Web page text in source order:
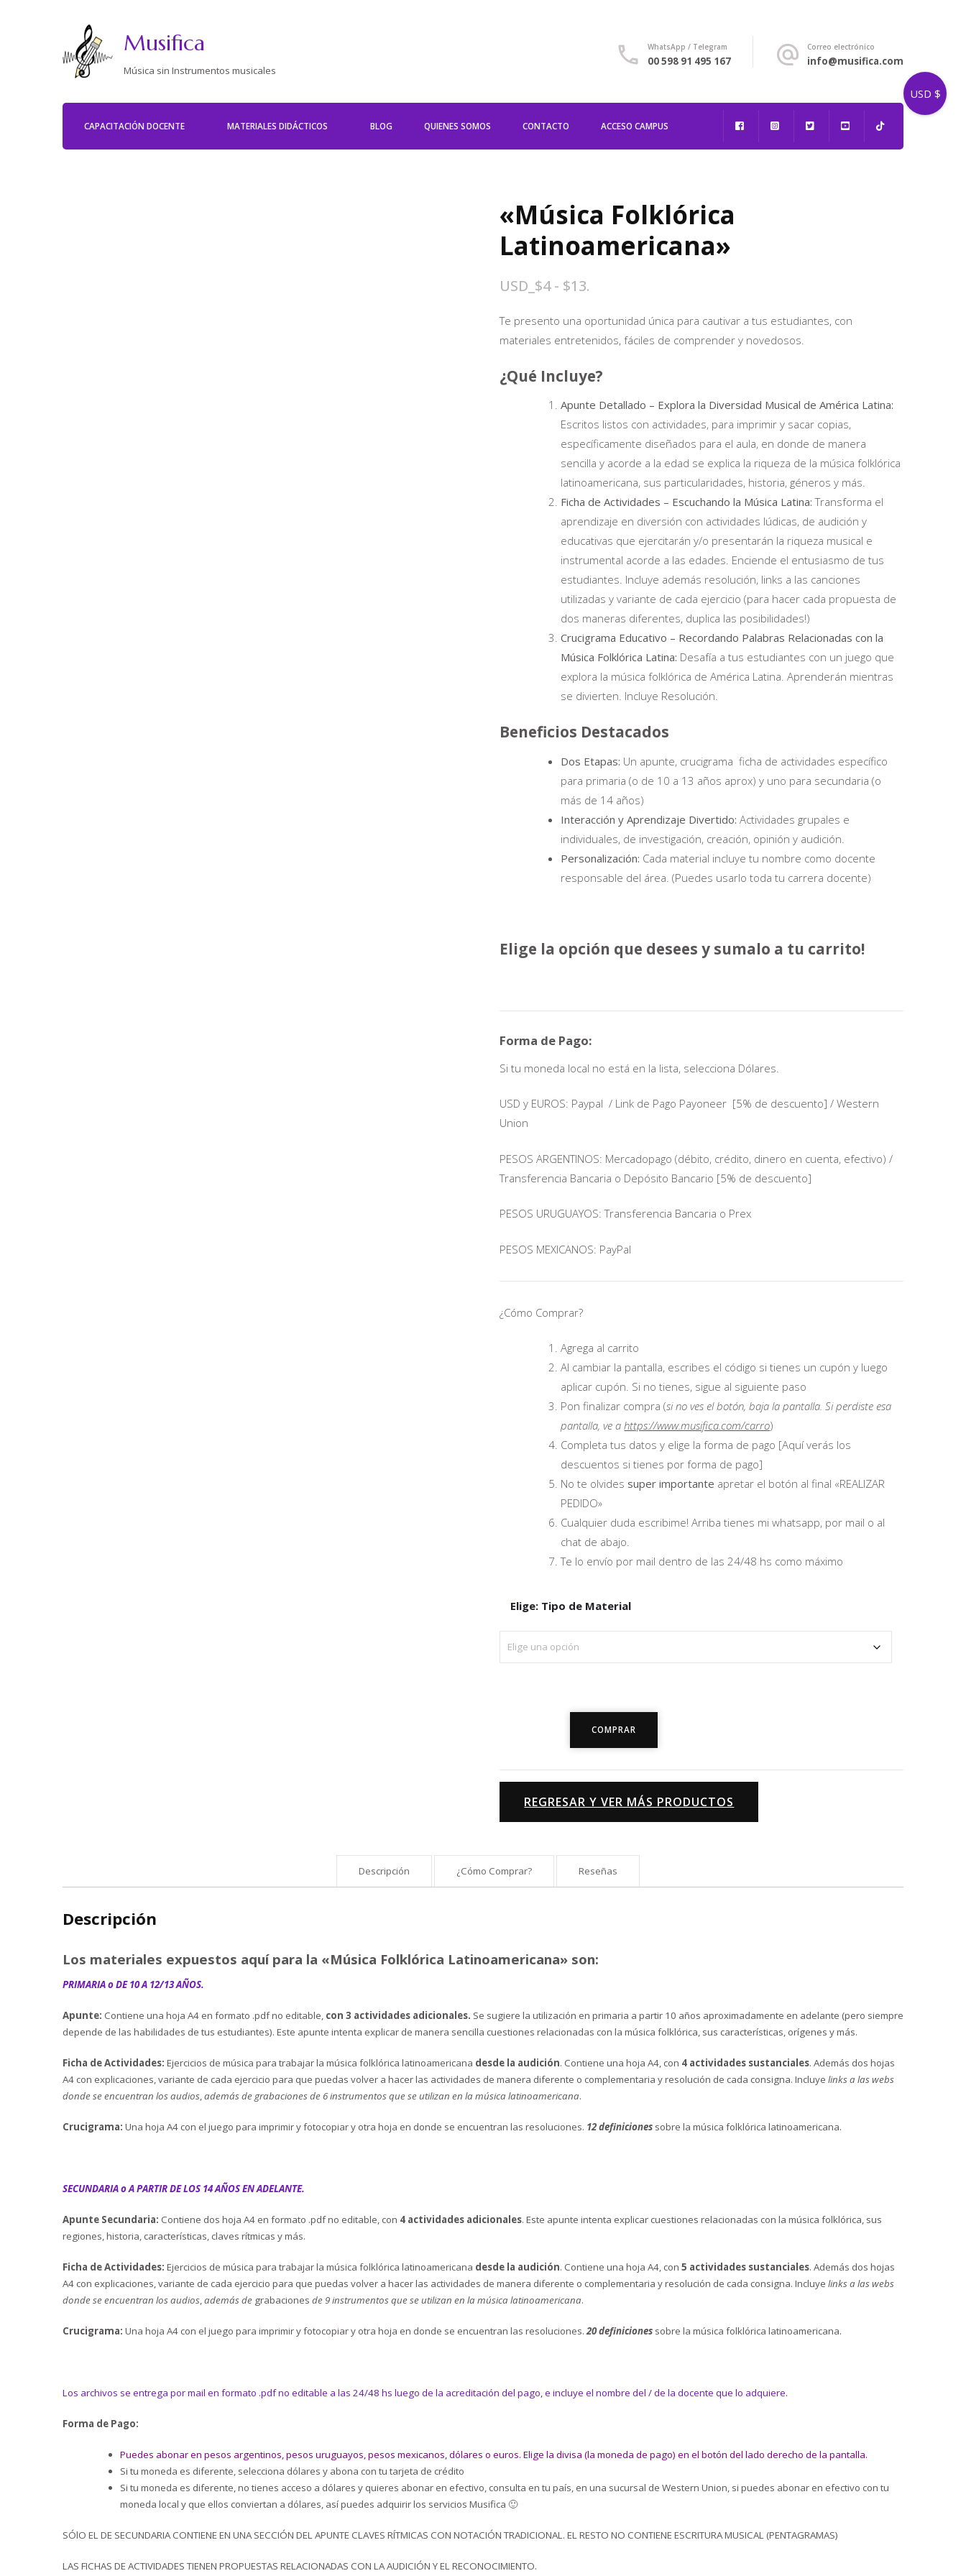
Musifica
Música sin Instrumentos musicales
WhatsApp / Telegram
00 598 91 495 167
Correo electrónico
info@musifica.com
CAPACITACIÓN DOCENTE MATERIALES DIDÁCTICOS BLOG QUIENES SOMOS CONTACTO ACCESO CAMPUS
«Música Folklórica
Latinoamericana»
USD $4 - $13Rango
precios:
desde
$4
$13
.
Te presento una oportunidad única para cautivar a tus estudiantes, con
materiales entretenidos, fáciles de comprender y novedosos.
¿Qué Incluye?
Apunte Detallado – Explora la Diversidad Musical de América Latina:
Escritos listos con actividades, para imprimir y sacar copias,
específicamente diseñados para el aula, en donde de manera
sencilla y acorde a la edad se explica la riqueza de la música folklórica
latinoamericana, sus particularidades, historia, géneros y más.
Ficha de Actividades – Escuchando la Música Latina: Transforma el
aprendizaje en diversión con actividades lúdicas, de audición y
educativas que ejercitarán y/o presentarán la riqueza musical e
instrumental acorde a las edades. Enciende el entusiasmo de tus
estudiantes. Incluye además resolución, links a las canciones
utilizadas y variante de cada ejercicio (para hacer cada propuesta de
dos maneras diferentes, duplica las posibilidades!)
Crucigrama Educativo – Recordando Palabras Relacionadas con la
Música Folklórica Latina: Desafía a tus estudiantes con un juego que
explora la música folklórica de América Latina. Aprenderán mientras
se divierten. Incluye Resolución.
Beneficios Destacados
Dos Etapas: Un apunte, crucigrama ficha de actividades específico
para primaria (o de 10 a 13 años aprox) y uno para secundaria (o
más de 14 años)
Interacción y Aprendizaje Divertido: Actividades grupales e
individuales, de investigación, creación, opinión y audición.
Personalización: Cada material incluye tu nombre como docente
responsable del área. (Puedes usarlo toda tu carrera docente)
Elige la opción que desees y sumalo a tu carrito!
Forma de Pago:
Si tu moneda local no está en la lista, selecciona Dólares.
USD y EUROS: Paypal / Link de Pago Payoneer [5% de descuento] / Western
Union
PESOS ARGENTINOS: Mercadopago (débito, crédito, dinero en cuenta, efectivo) /
Transferencia Bancaria o Depósito Bancario [5% de descuento]
PESOS URUGUAYOS: Transferencia Bancaria o Prex
PESOS MEXICANOS: PayPal
¿Cómo Comprar?
Agrega al carrito
Al cambiar la pantalla, escribes el código si tienes un cupón y luego
aplicar cupón. Si no tienes, sigue al siguiente paso
Pon finalizar compra (si no ves el botón, baja la pantalla. Si perdiste esa
pantalla, ve ahttps://www.musifica.com/carro)
Completa tus datos y elige la forma de pago [Aquí verás los
descuentos si tienes por forma de pago]
No te olvides super importante apretar el botón al final «REALIZAR
PEDIDO»
Cualquier duda escribime! Arriba tienes mi whatsapp, por mail o al
chat de abajo.
Te lo envío por mail dentro de las 24/48 hs como máximo
Elige: Tipo de Material
Latinoamericana"
cantidad
COMPRAR
REGRESAR Y VER MÁS PRODUCTOS
Descripción ¿Cómo Comprar? Reseñas
Descripción
Los materiales expuestos aquí para la «Música Folklórica Latinoamericana» son:
PRIMARIA o DE 10 A 12/13 AÑOS.
Apunte: Contiene una hoja A4 en formato .pdf no editable, con 3 actividades adicionales. Se sugiere la utilización en primaria a partir 10 años aproximadamente en adelante (pero siempre
depende de las habilidades de tus estudiantes). Este apunte intenta explicar de manera sencilla cuestiones relacionadas con la música folklórica, sus características, orígenes y más.
Ficha de Actividades: Ejercicios de música para trabajar la música folklórica latinoamericana desde la audición. Contiene una hoja A4, con 4 actividades sustanciales. Además dos hojas
A4 con explicaciones, variante de cada ejercicio para que puedas volver a hacer las actividades de manera diferente o complementaria y resolución de cada consigna. Incluye links a las webs
donde se encuentran los audios,además de grabaciones de 6 instrumentos que se utilizan en la música latinoamericana.
Crucigrama: Una hoja A4 con el juego para imprimir y fotocopiar y otra hoja en donde se encuentran las resoluciones. 12 definiciones sobre la música folklórica latinoamericana.
SECUNDARIA o A PARTIR DE LOS 14 AÑOS EN ADELANTE.
Apunte Secundaria: Contiene dos hoja A4 en formato .pdf no editable, con 4 actividades adicionales. Este apunte intenta explicar cuestiones relacionadas con la música folklórica, sus
regiones, historia, características, claves rítmicas y más.
Ficha de Actividades: Ejercicios de música para trabajar la música folklórica latinoamericana desde la audición. Contiene una hoja A4, con 5 actividades sustanciales. Además dos hojas
A4 con explicaciones, variante de cada ejercicio para que puedas volver a hacer las actividades de manera diferente o complementaria y resolución de cada consigna. Incluye links a las webs
donde se encuentran los audios,además de grabaciones de 9 instrumentos que se utilizan en la música latinoamericana.
Crucigrama: Una hoja A4 con el juego para imprimir y fotocopiar y otra hoja en donde se encuentran las resoluciones.20 definiciones sobre la música folklórica latinoamericana.
Los archivos se entrega por mail en formato .pdf no editable a las 24/48 hs luego de la acreditación del pago, e incluye el nombre del / de la docente que lo adquiere.
Forma de Pago:
Puedes abonar en pesos argentinos, pesos uruguayos, pesos mexicanos, dólares o euros. Elige la divisa (la moneda de pago) en el botón del lado derecho de la pantalla.
Si tu moneda es diferente, selecciona dólares y abona con tu tarjeta de crédito
Si tu moneda es diferente, no tienes acceso a dólares y quieres abonar en efectivo, consulta en tu país, en una sucursal de Western Union, si puedes abonar en efectivo con tu
moneda local y que ellos conviertan a dólares, así puedes adquirir los servicios Musifica 🙂
SÓlO EL DE SECUNDARIA CONTIENE EN UNA SECCIÓN DEL APUNTE CLAVES RÍTMICAS CON NOTACIÓN TRADICIONAL. EL RESTO NO CONTIENE ESCRITURA MUSICAL (PENTAGRAMAS)
LAS FICHAS DE ACTIVIDADES TIENEN PROPUESTAS RELACIONADAS CON LA AUDICIÓN Y EL RECONOCIMIENTO.
USD $